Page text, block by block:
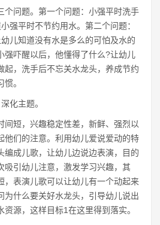
问题。第一个问题：小强平时洗手
强平时不节约用水。第二个问题：
儿知道没有水是多么的可怕及水的
强吓醒以后，他懂得了什么?让幼儿
起，洗手后不忘关水龙头，养成节约
。
化主题。
短，兴趣稳定性差，新鲜、强烈以
他们的注意。利用幼儿爱说爱动的特
编成儿歌，让幼儿边说边表演，目的
吸引幼儿注意，激发学习兴趣，其
，表演儿歌可以让幼儿有一个动起来
为什么要关好水龙头，引导幼儿说出
源，这样目标1在这里得到落实。